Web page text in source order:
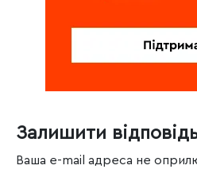
Залишити
Ваша e-mail адреса не